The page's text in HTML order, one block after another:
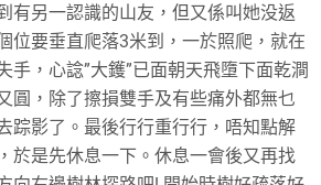
有另一認識的山友，但又係叫她没返
位要垂直爬落3米到，一於照爬，就在
手，心諗”大鑊”已面朝天飛墮下面乾澗
圓，除了擦損雙手及有些痛外都無乜
踪影了。最後行行重行行，唔知點解
於是先休息一下。休息一會後又再找